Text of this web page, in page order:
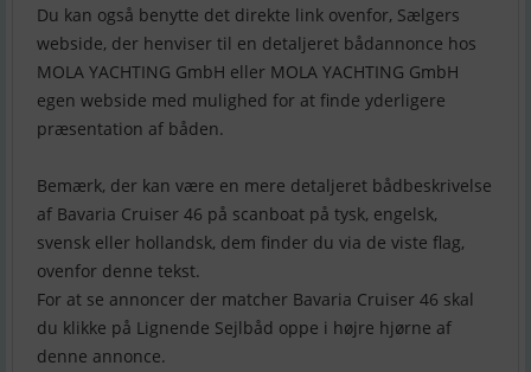
Du kan også benytte det direkte link ovenfor, Sælgers
webside, der henviser til en detaljeret bådannonce hos
MOLA YACHTING GmbH eller MOLA YACHTING GmbH
egen webside med mulighed for at finde yderligere
præsentation af båden.
Bemærk, der kan være en mere detaljeret bådbeskrivelse
af Bavaria Cruiser 46 på scanboat på tysk, engelsk,
svensk eller hollandsk, dem finder du via de viste flag,
ovenfor denne tekst.
For at se annoncer der matcher Bavaria Cruiser 46 skal
du klikke på Lignende Sejlbåd oppe i højre hjørne af
denne annonce.